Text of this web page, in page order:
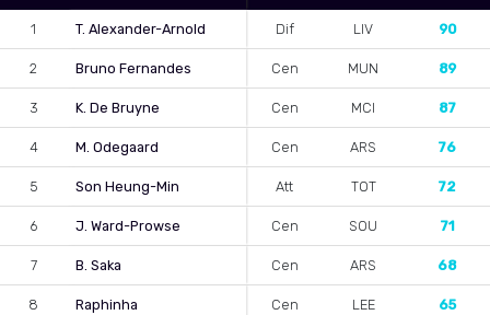
1 T. Alexander-Arnold Dif LIV 90
2 Bruno Fernandes Cen MUN 89
3 K. De Bruyne Cen MCI 87
4 M. Odegaard Cen ARS 76
5 Son Heung-Min Att TOT 72
6 J. Ward-Prowse Cen SOU 71
7 B. Saka Cen ARS 68
8 Raphinha Cen LEE 65